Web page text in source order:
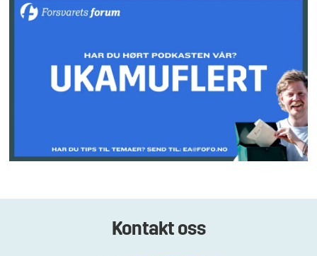
Kontakt oss